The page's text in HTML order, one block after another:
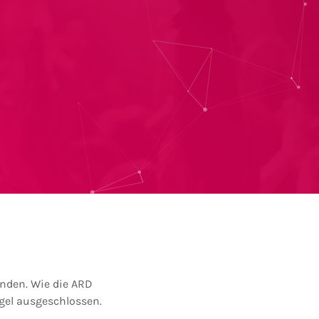
Wie die ARD
ausgeschlossen.